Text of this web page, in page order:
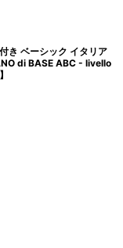
き ベーシック イタリア
di BASE ABC - livello